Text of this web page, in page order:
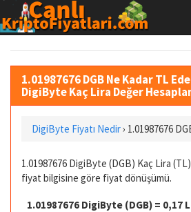
1.01987676 DGB Ne Kadar TL
DigiByte Kaç Lira Değer
DigiByte Fiyatı Nedir› 1.01987676
1.01987676 DigiByte (DGB) Kaç Lira
fiyat bilgisine göre fiyat dönüşümü.
1.01987676 DigiByte (DGB) = 0,17